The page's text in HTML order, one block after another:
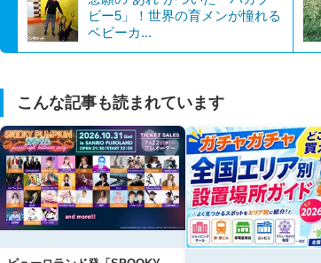
ビー5」！世界の育メンが憧れる
ベビーカ...
こんな記事も読まれています